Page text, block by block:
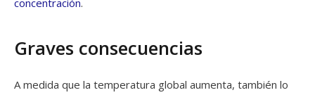
concentración.
Graves consecuencias
A medida que la temperatura global aumenta, también lo